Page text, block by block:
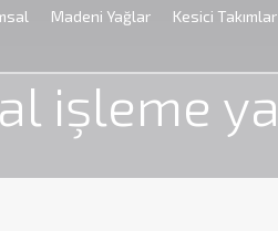
Madeni Yağlar Kesici Takımlar
işleme